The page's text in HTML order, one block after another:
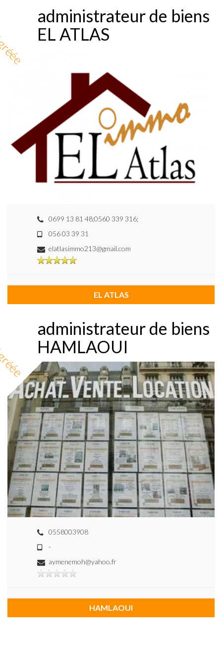
administrateur de biens
EL ATLAS
0699 13 81 48;0560 339 316;
056 03 39 31
elatlasimmo213@gmail.com
EL ATLAS
administrateur de biens
HAMLAOUI
0558003908
-
aymenemoh@yahoo.fr
HAMLAOUI